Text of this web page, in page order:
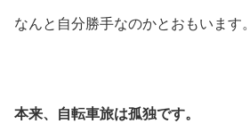
なんと自分勝手なのかとおもいます。
本来、自転車旅は孤独です。